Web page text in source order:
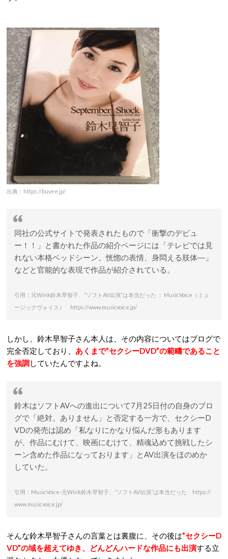
出典：https://buyee.jp/
同社の公式サイトで発表されたもので「衝撃のデビュ
ー！！」と書かれた作品の紹介ページには「テレビでは見
れない本格ベッドシーン。恍惚の表情、身悶える肢体―」
などと官能的な表現で作品が紹介されている。
引用：元Wink鈴木早智子、“ソフトAV出演”は本当だった ： MusicVoice（ミュ
ージックヴォイス） https://www.musicvoice.jp/
しかし、鈴木早智子さん本人は、その内容についてはブログで
完全否定しており、 あくまで”セクシーDVD”の範疇であること
を強調していたんですよね。
鈴木はソフトAVへの進出について7月25日付の自身のブロ
グで「絶対。ありません」と否定する一方で、セクシーD
VDの発売は認め「私なりにかなり悩んだ形もあります
が、作品にむけて、映画にむけて、精魂込めて挑戦したシ
ーン含めた作品になっております」とAV出演をほのめか
していた。
引用：MusicVoice-元Wink鈴木早智子、“ソフトAV出演”は本当だった https://
www.musicvoice.jp/
そんな鈴木早智子さんの言葉とは裏腹に、その後は”セクシーD
VD”の域を超えてゆき、どんどんハードな作品にも出演する立